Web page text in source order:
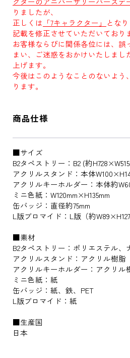
りましたが、
正しくは 「7キャラクター」
とな
記載を修正させていただいており
お客様ならびに関係各位には、誤
まい、ご迷惑をおかけいたしまし
上げます。
今後はこのようなことのないよう
ります。
商品仕様
■サイズ
B2タペストリー：B2 (約
アクリルスタンド：本体
アクリルキーホルダー：本体約
ミニ色紙：W120mm×H135mm
缶バッジ：直径約75mm
L版ブロマイド：L版（約
■素材
B2タペストリー：ポリエステル、
アクリルスタンド：アクリル樹脂
アクリルキーホルダー：アクリル
ミニ色紙：紙
缶バッジ：紙、鉄、PET
L版ブロマイド：紙
■生産国
日本